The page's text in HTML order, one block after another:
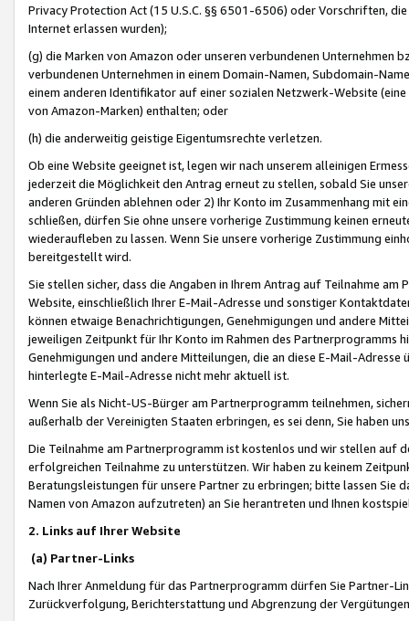
Privacy Protection Act (15 U.S.C. §§ 6501-6506) oder Vorschriften,
Internet erlassen wurden);
(g) die Marken von Amazon oder unseren verbundenen Unternehmen
verbundenen Unternehmen in einem Domain-Namen, Subdomain-
einem anderen Identifikator auf einer sozialen Netzwerk-Website
von Amazon-Marken) enthalten; oder
(h) die anderweitig geistige Eigentumsrechte verletzen.
Ob eine Website geeignet ist, legen wir nach unserem alleinigen
jederzeit die Möglichkeit den Antrag erneut zu stellen, sobald Sie
anderen Gründen ablehnen oder 2) Ihr Konto im Zusammenhang mit
schließen, dürfen Sie ohne unsere vorherige Zustimmung keinen
wiederaufleben zu lassen. Wenn Sie unsere vorherige Zustimmung
bereitgestellt wird.
Sie stellen sicher, dass die Angaben in Ihrem Antrag auf Teilnahme
Website, einschließlich Ihrer E-Mail-Adresse und sonstiger
können etwaige Benachrichtigungen, Genehmigungen und andere
jeweiligen Zeitpunkt für Ihr Konto im Rahmen des Partnerprogramms
Genehmigungen und andere Mitteilungen, die an diese E-Mail-
hinterlegte E-Mail-Adresse nicht mehr aktuell ist.
Wenn Sie als Nicht-US-Bürger am Partnerprogramm teilnehmen,
außerhalb der Vereinigten Staaten erbringen, es sei denn, Sie haben
Die Teilnahme am Partnerprogramm ist kostenlos und wir stellen auf
erfolgreichen Teilnahme zu unterstützen. Wir haben zu keinem
Beratungsleistungen für unsere Partner zu erbringen; bitte lassen Sie
Namen von Amazon aufzutreten) an Sie herantreten und Ihnen
2. Links auf Ihrer Website
(a) Partner-Links
Nach Ihrer Anmeldung für das Partnerprogramm dürfen Sie Partner-
Zurückverfolgung, Berichterstattung und Abgrenzung der